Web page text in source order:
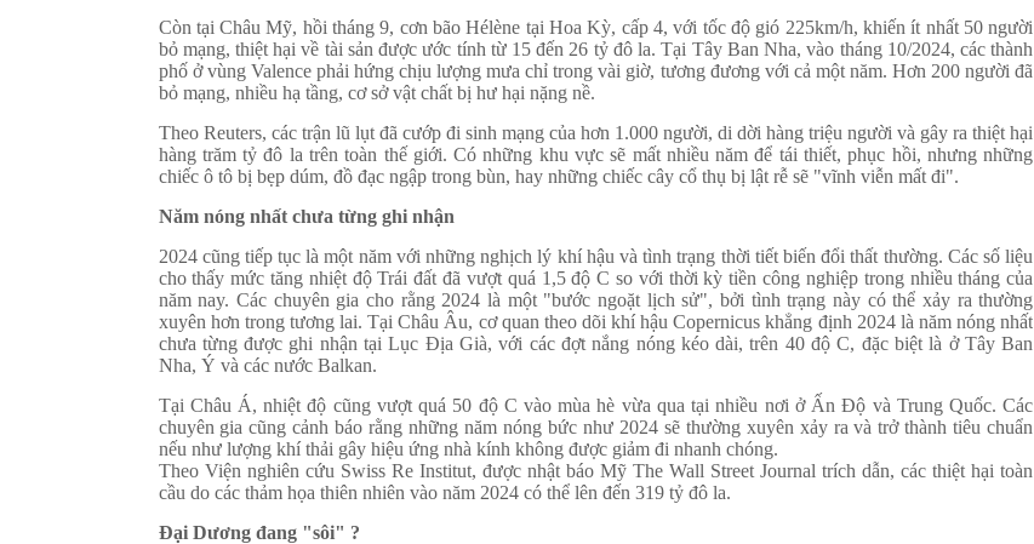
Còn tại Châu Mỹ, hồi tháng 9, cơn bão Hélène tại Hoa Kỳ, cấp 4, với tốc độ gió 225km/h, khiến ít nhất 50 người
bỏ mạng, thiệt hại về tài sản được ước tính từ 15 đến 26 tỷ đô la. Tại Tây Ban Nha, vào tháng 10/2024, các thành
phố ở vùng Valence phải hứng chịu lượng mưa chỉ trong vài giờ, tương đương với cả một năm. Hơn 200 người đã
bỏ mạng, nhiều hạ tầng, cơ sở vật chất bị hư hại nặng nề.
Theo Reuters, các trận lũ lụt đã cướp đi sinh mạng của hơn 1.000 người, di dời hàng triệu người và gây ra thiệt hại
hàng trăm tỷ đô la trên toàn thế giới. Có những khu vực sẽ mất nhiều năm để tái thiết, phục hồi, nhưng những
chiếc ô tô bị bẹp dúm, đồ đạc ngập trong bùn, hay những chiếc cây cổ thụ bị lật rễ sẽ "vĩnh viễn mất đi".
Năm nóng nhất chưa từng ghi nhận
2024 cũng tiếp tục là một năm với những nghịch lý khí hậu và tình trạng thời tiết biến đổi thất thường. Các số liệu
cho thấy mức tăng nhiệt độ Trái đất đã vượt quá 1,5 độ C so với thời kỳ tiền công nghiệp trong nhiều tháng của
năm nay. Các chuyên gia cho rằng 2024 là một "bước ngoặt lịch sử", bởi tình trạng này có thể xảy ra thường
xuyên hơn trong tương lai. Tại Châu Âu, cơ quan theo dõi khí hậu Copernicus khẳng định 2024 là năm nóng nhất
chưa từng được ghi nhận tại Lục Địa Già, với các đợt nắng nóng kéo dài, trên 40 độ C, đặc biệt là ở Tây Ban
Nha, Ý và các nước Balkan.
Tại Châu Á, nhiệt độ cũng vượt quá 50 độ C vào mùa hè vừa qua tại nhiều nơi ở Ấn Độ và Trung Quốc. Các
chuyên gia cũng cảnh báo rằng những năm nóng bức như 2024 sẽ thường xuyên xảy ra và trở thành tiêu chuẩn
nếu như lượng khí thải gây hiệu ứng nhà kính không được giảm đi nhanh chóng.
Theo Viện nghiên cứu Swiss Re Institut, được nhật báo Mỹ The Wall Street Journal trích dẫn, các thiệt hại toàn
cầu do các thảm họa thiên nhiên vào năm 2024 có thể lên đến 319 tỷ đô la.
Đại Dương đang "sôi" ?